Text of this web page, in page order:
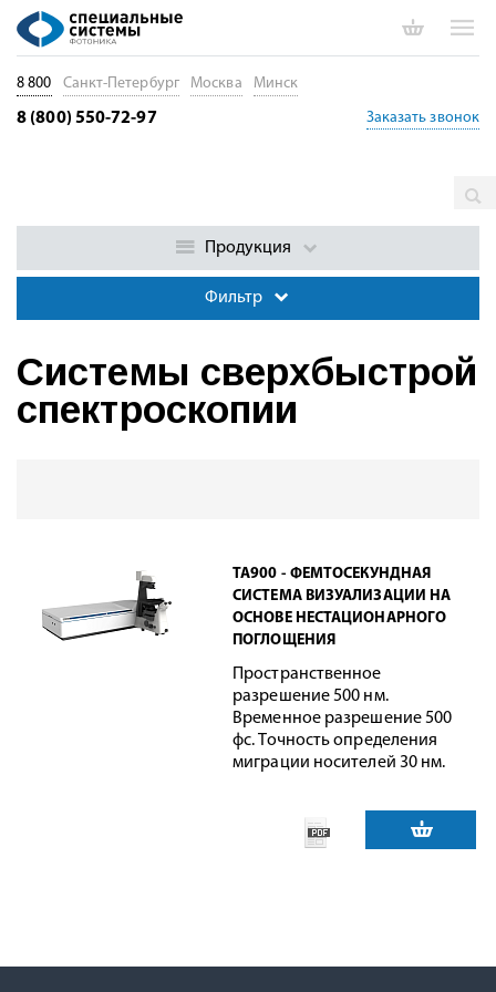
Системы сверхбыстрой спектроскопии
Фильтр
Системы сверхбыстрой
спектроскопии
TA900 - ФЕМТОСЕКУНДНАЯ
СИСТЕМА ВИЗУАЛИЗАЦИИ НА
ОСНОВЕ НЕСТАЦИОНАРНОГО
ПОГЛОЩЕНИЯ
Пространственное
разрешение 500 нм.
Временное разрешение 500
фс. Точность определения
миграции носителей 30 нм.
8 800 Санкт-Петербург Москва Минск
8 (800) 550-72-97 Заказать звонок
Продукция